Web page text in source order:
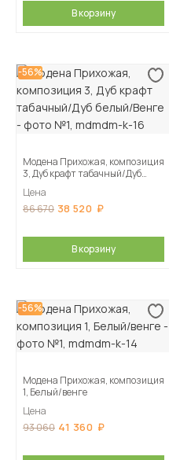
В корзину
-56%
Модена Прихожая, композиция
3, Дуб крафт табачный/Дуб
Цена
86 670 38 520
В корзину
-56%
Модена Прихожая, композиция
1, Белый/венге
Цена
93 060 41 360